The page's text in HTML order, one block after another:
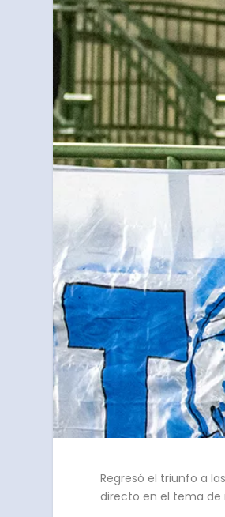
Regresó el triunfo a
directo en el tema de